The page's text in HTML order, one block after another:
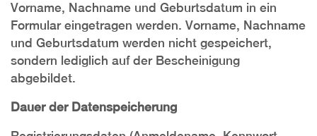
Vorname, Nachname und Geburtsdatum in ein
Formular eingetragen werden. Vorname, Nachname
und Geburtsdatum werden nicht gespeichert,
sondern lediglich auf der Bescheinigung
abgebildet.
Dauer der Datenspeicherung